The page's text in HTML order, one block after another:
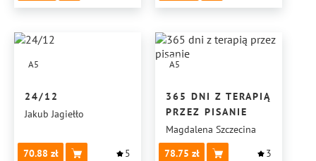
A5
24/12
Jakub Jagiełło
70.88 5
A5
365 DNI Z TERAPIĄ
PRZEZ PISANIE
Magdalena Szczecina
78.75
3